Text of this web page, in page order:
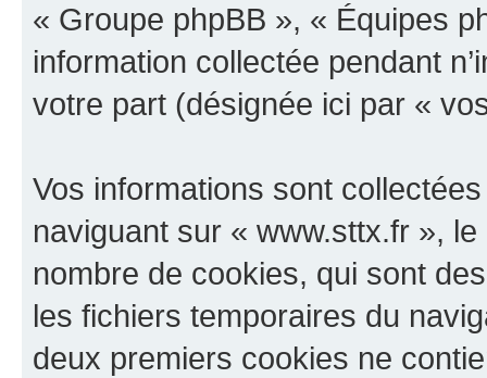
« Groupe phpBB », « Équipes
information collectée pendant
votre part (désignée ici par «
Vos informations sont
naviguant sur « www.sttx.fr »,
nombre de cookies, qui sont
les fichiers temporaires du
deux premiers cookies ne